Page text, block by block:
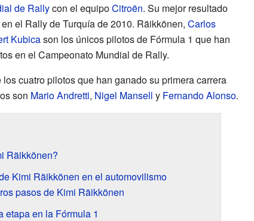
de Rallycon el equipoCitroën. Su mejor resultado
el Rally de Turquía de 2010. Räikkönen, Carlos
Kubicason los únicos pilotos de Fórmula 1 que han
en el Campeonato Mundial de Rally.
cuatro pilotos que han ganado su primera carrera
son Mario Andretti, Nigel Mansell y Fernando Alonso.
Räikkönen?
Kimi Räikkönen en el automovilismo
pasos de Kimi Räikkönen
etapa en la Fórmula 1